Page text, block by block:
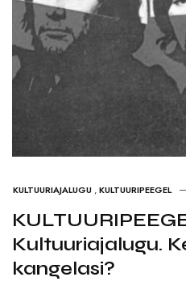
KULTUURIAJALUGU ,KULTUURIPEEGEL
Kultuuriajalugu.
kangelasi?